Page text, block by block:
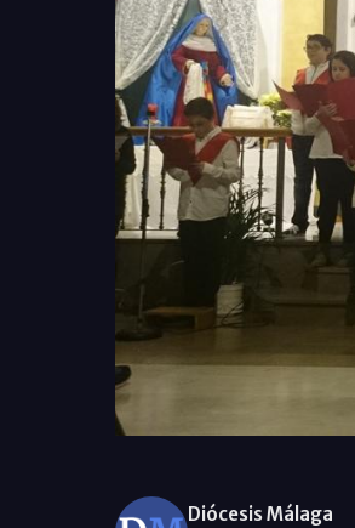
Diócesis Málaga